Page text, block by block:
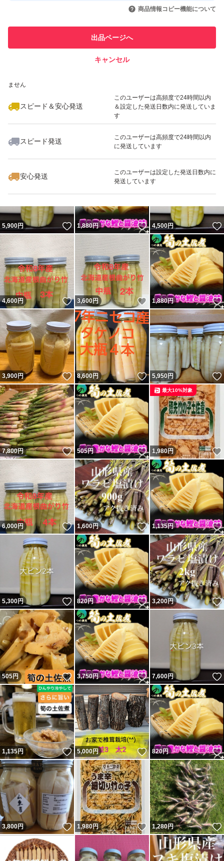
引を完了させた実績があります
での取引実績があります
ません
スピード＆安心発送
このユーザーは高頻度で24時間以内
＆設定した発送日数内に発送していま
す
スピード発送
このユーザーは高頻度で24時間以内
に発送しています
安心発送
このユーザーは設定した発送日数内に
発送しています
商品情報コピー機能について
出品ページへ
キャンセル
いいね！
3,350
5,900円 いいね！
1,880円 いいね！
4,500円
4,600円 いいね！
3,600円 いいね！
1,880円
3,900円 いいね！
8,600円 いいね！
5,950円
7,800円 いいね！
505円 いいね！
1,980円
最大10%対象
6,000円 いいね！
1,600円 いいね！
1,135円
5,300円 いいね！
820円 いいね！
3,200円
505円 いいね！
3,750円 いいね！
7,600円
1,135円 いいね！
5,000円 いいね！
820円
3,800円 いいね！
1,980円 いいね！
1,280円